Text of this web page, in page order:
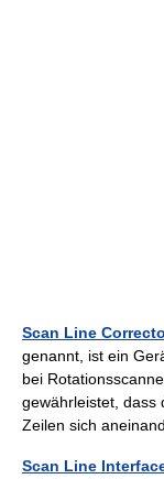
Scan Line
genannt, ist ein
bei
gewährleistet, dass
Zeilen sich
Scan Line